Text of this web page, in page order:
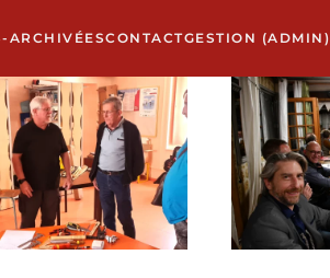
ARCHIVÉESCONTACTGESTION (ADMIN)